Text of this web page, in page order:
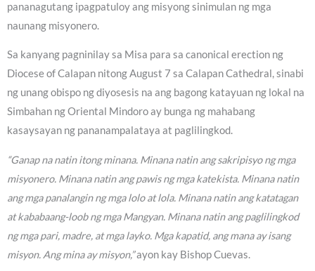
pananagutang ipagpatuloy ang misyong sinimulan ng mga
naunang misyonero.
Sa kanyang pagninilay sa Misa para sa canonical erection ng
Diocese of Calapan nitong August 7 sa Calapan Cathedral, sinabi
ng unang obispo ng diyosesis na ang bagong katayuan ng lokal na
Simbahan ng Oriental Mindoro ay bunga ng mahabang
kasaysayan ng pananampalataya at paglilingkod.
“Ganap na natin itong minana. Minana natin ang sakripisyo ng mga
misyonero. Minana natin ang pawis ng mga katekista. Minana natin
ang mga panalangin ng mga lolo at lola. Minana natin ang katatagan
at kababaang-loob ng mga Mangyan. Minana natin ang paglilingkod
ng mga pari, madre, at mga layko. Mga kapatid, ang mana ay isang
misyon. Ang mina ay misyon,”ayon kay Bishop Cuevas.